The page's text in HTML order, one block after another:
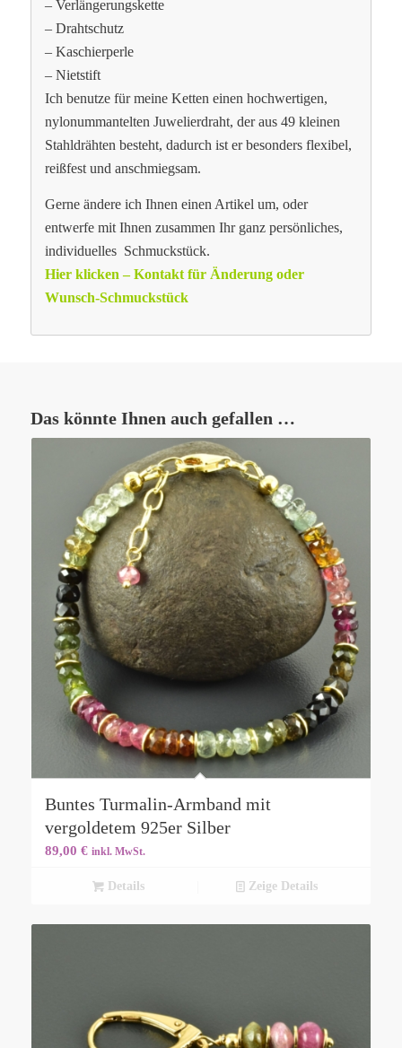
– Verlängerungskette
– Drahtschutz
– Kaschierperle
– Nietstift
Ich benutze für meine Ketten einen hochwertigen,
nylonummantelten Juwelierdraht, der aus 49 kleinen
Stahldrähten besteht, dadurch ist er besonders flexibel,
reißfest und anschmiegsam.
Gerne ändere ich Ihnen einen Artikel um, oder
entwerfe mit Ihnen zusammen Ihr ganz persönliches,
individuelles Schmuckstück.
Hier klicken – Kontakt für Änderung oder
Wunsch-Schmuckstück
Das könnte Ihnen auch gefallen …
Buntes Turmalin-Armband mit
vergoldetem 925er Silber
89,00 € inkl. MwSt.
Details Zeige Details